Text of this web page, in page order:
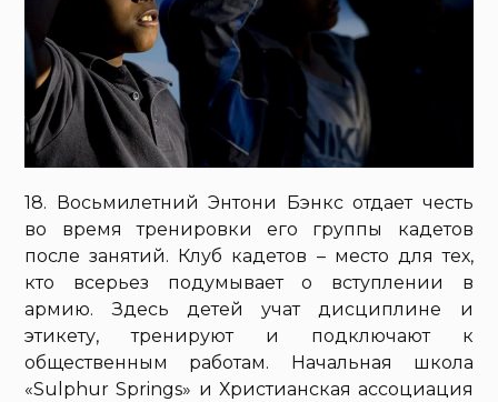
18. Восьмилетний Энтони Бэнкс отдает честь
во время тренировки его группы кадетов
после занятий. Клуб кадетов – место для тех,
кто всерьез подумывает о вступлении в
армию. Здесь детей учат дисциплине и
этикету, тренируют и подключают к
общественным работам. Начальная школа
«Sulphur Springs» и Христианская ассоциация